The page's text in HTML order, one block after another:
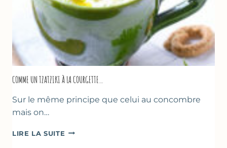
COMME UN TZATZIKI À LA COURGETTE…
Sur le même principe que celui au concombre
mais on…
LIRE LA SUITE COMME